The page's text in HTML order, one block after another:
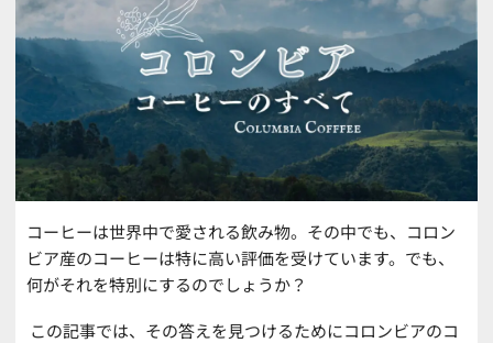
コーヒーは世界中で愛される飲み物。その中でも、コロン
ビア産のコーヒーは特に高い評価を受けています。でも、
何がそれを特別にするのでしょうか？
この記事では、その答えを見つけるためにコロンビアのコ